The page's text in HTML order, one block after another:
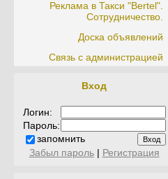
Реклама в Такси "Bertel".
Сотрудничество.
Доска объявлений
Связь с администрацией
Вход
Логин:
Пароль:
запомнить
Забыл пароль| Регистрация